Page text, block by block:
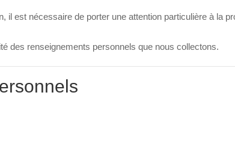
est nécessaire de porter une attention particulière à la
des renseignements personnels que nous collectons.